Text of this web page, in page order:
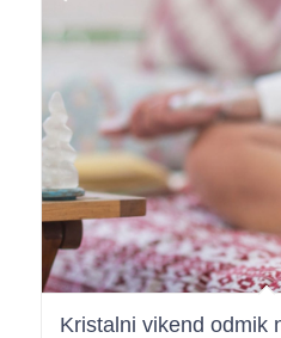
Kristalni vikend odmik